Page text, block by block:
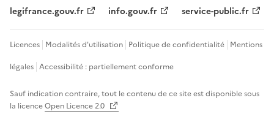
legifrance.gouv.fr info.gouv.fr service-public.fr
Licences Modalités d'utilisation Politique de confidentialité Mentions
légales Accessibilité : partiellement conforme
Sauf indication contraire, tout le contenu de ce site est disponible sous
la licenceOpen Licence 2.0